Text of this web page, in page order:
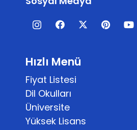
Hızlı Menü
Fiyat Listesi
Dil Okulları
Üniversite
Yüksek Lisans